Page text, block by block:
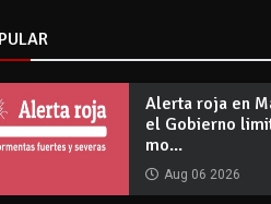
Alerta roja en
el Gobierno
mo...
Aug 06 2026